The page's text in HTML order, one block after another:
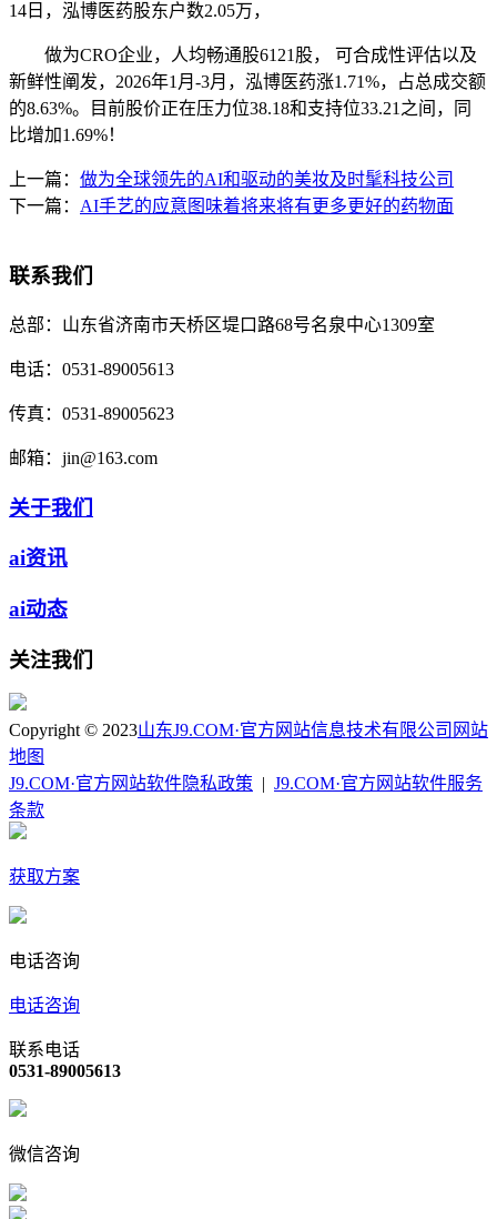
14日，泓博医药股东户数2.05万，
做为CRO企业，人均畅通股6121股， 可合成性评估以及
新鲜性阐发，2026年1月-3月，泓博医药涨1.71%，占总成交额
的8.63%。目前股价正在压力位38.18和支持位33.21之间，同
比增加1.69%！
上一篇： 做为全球领先的AI和驱动的美妆及时髦科技公司
下一篇： AI手艺的应意图味着将来将有更多更好的药物面
联系我们
总部： 山东省济南市天桥区堤口路68号名泉中心1309室
电话： 0531-89005613
传真： 0531-89005623
邮箱： jin@163.com
关于我们
ai资讯
ai动态
关注我们
Copyright © 2023山东J9.COM·官方网站信息技术有限公司 网站
地图
J9.COM·官方网站软件隐私政策
J9.COM·官方网站软件服务
条款
获取方案
电话咨询
电话咨询
联系电话
0531-89005613
微信咨询